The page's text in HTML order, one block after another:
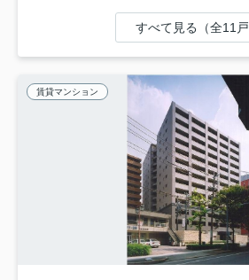
すべて見る（全11戸
賃貸マンション